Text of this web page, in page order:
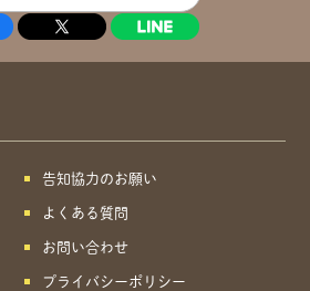
告知協力のお願い
よくある質問
お問い合わせ
プライバシーポリシー